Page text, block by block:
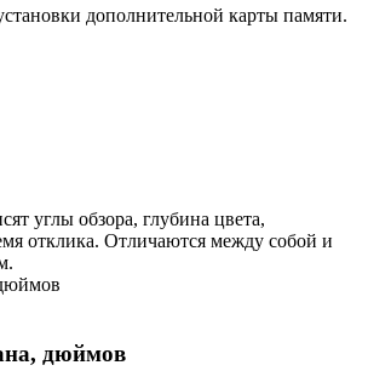
дополнительной карты памяти.
углы обзора, глубина цвета,
отклика. Отличаются между собой и
дюймов